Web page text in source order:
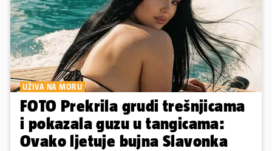
UŽIVA NA MORU
FOTO Prekrila grudi trešnjicama
i pokazala guzu u tangicama:
Ovako ljetuje bujna Slavonka